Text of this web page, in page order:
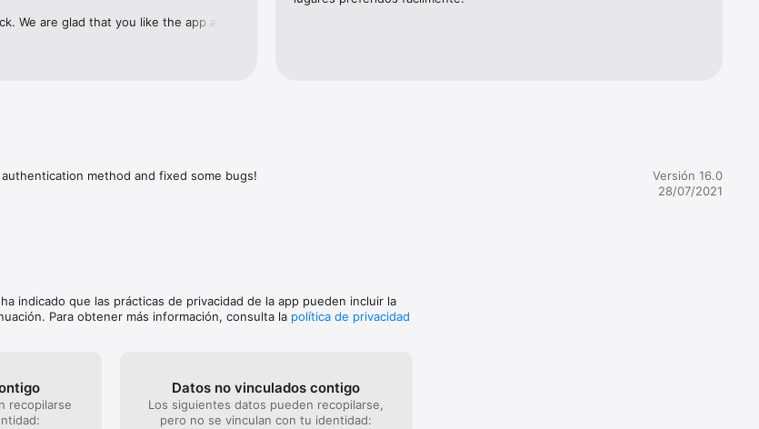
guarde todos los lugares que le gustaría visitar. Cree listas y tenga
We are glad that you like the app and
method and fixed some bugs!
Versión 16.0
28/07/2021
indicado que las prácticas de privacidad de la app pueden incluir la
Para obtener más información, consulta la política de privacidad
recopilarse
Datos no vinculados contigo
Los siguientes datos pueden recopilarse,
pero no se vinculan con tu identidad: